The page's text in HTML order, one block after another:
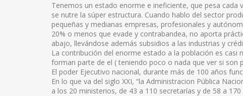
Tenemos un estado enorme e ineficiente, que pesa
se nutre la súper estructura. Cuando hablo del sector
pequeñas y medianas empresas, profesionales y
20% o menos que evade y contrabandea, no aporta
abajo, llevándose además subsidios a las industrias y
La contribución del enorme estado a la población es
forman parte de el ( teniendo poco o nada que ver si son
El poder Ejecutivo nacional, durante más de 100 años
En lo que va del siglo XXI, “la Administracion Pública
a los 20 ministerios, de 43 a 110 secretarías y de 58 a